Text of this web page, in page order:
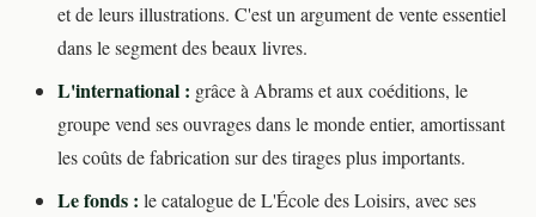
et de leurs illustrations. C'est un argument de vente essentiel
dans le segment des beaux livres.
L'international : grâce à Abrams et aux coéditions, le
groupe vend ses ouvrages dans le monde entier, amortissant
les coûts de fabrication sur des tirages plus importants.
Le fonds : le catalogue de L'École des Loisirs, avec ses